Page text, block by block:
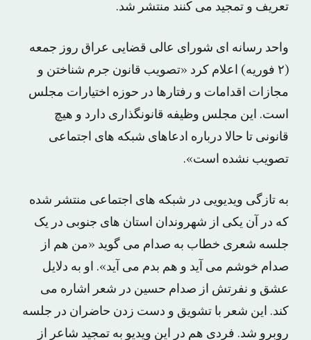
تعریف و تمجید می کنند منتشر شد.
واحد رسانه ای شورای عالی قضایی عراق روز جمعه
(۲ فوریه) اعلام کرد «تصویب قانون جرم شناختن و
مجازات اقدامات و رفتارها در حوزه اختیارات مجلس
است. این مجلس وظیفه قانونگذاری دارد و هیچ
قانونی تا حالا درباره ادعاهای شبکه های اجتماعی
تصویب نشده است».
به تازگی ویدیویی در شبکه های اجتماعی منتشر شده
که در آن یکی از شهروندان استان های جنوبی در یک
جلسه شعری خطاب به صدام می گوید «من هم از
صدام خوشم می آید و هم بدم می آید». او به دلایل
عشق و نفرتش از صدام حسین در شعر اشاره می
کند. این شعر با تشویق و دست زدن حاضران در جلسه
روبرو شد. فردی هم در این ویدیو به تمجید شاعر از